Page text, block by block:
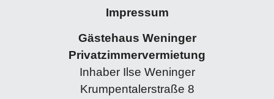
Impressum
Gästehaus Weninger
Privatzimmervermietung
Inhaber Ilse Weninger
Krumpentalerstraße 8